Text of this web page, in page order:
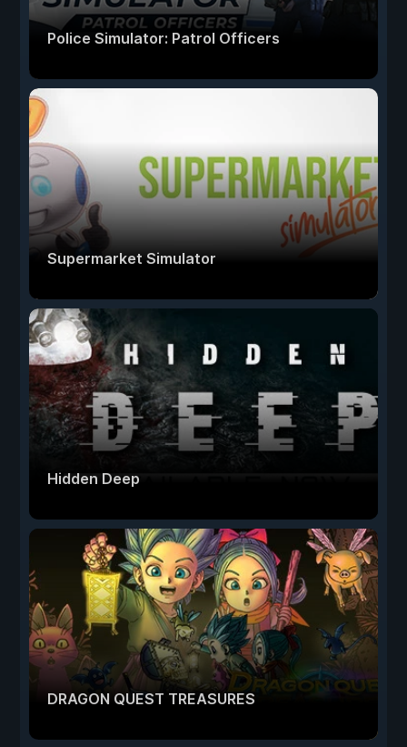
Police Simulator: Patrol Officers
Supermarket Simulator
Hidden Deep
DRAGON QUEST TREASURES